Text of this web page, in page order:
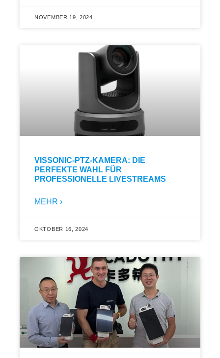
NOVEMBER 19, 2024
VISSONIC-PTZ-KAMERA: DIE
PERFEKTE WAHL FÜR
PROFESSIONELLE LIVESTREAMS
MEHR ›
OKTOBER 16, 2024